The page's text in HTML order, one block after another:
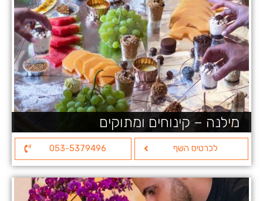
מילנה – קינוחים ומתוקים
לכרטיס השף 053-5379496